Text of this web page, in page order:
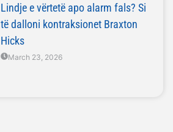
Lindje e vërtetë apo alarm fals? Si
të dalloni kontraksionet Braxton
Hicks
March 23, 2026